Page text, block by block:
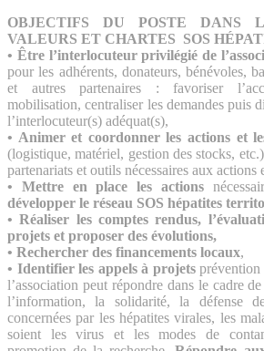
OBJECTIFS DU POSTE DANS
VALEURS ET CHARTES SOS
• Être l’interlocuteur privilégié de
pour les adhérents, donateurs, bénévoles,
et autres partenaires : favoriser
mobilisation, centraliser les demandes puis
l’interlocuteur(s) adéquat(s),
• Animer et coordonner les actions et
(logistique, matériel, gestion des stocks,
partenariats et outils nécessaires aux actions
• Mettre en place les actions
développer le réseau SOS hépatites
• Réaliser les comptes rendus,
projets et proposer des évolutions,
• Rechercher des financements locaux,
• Identifier les appels à projetsprévention
l’association peut répondre dans le cadre
l’information, la solidarité, la défense
concernées par les hépatites virales, les
soient les virus et les modes de